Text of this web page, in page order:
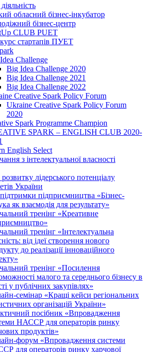
обласний бізнес-інкубатор
бізнес-центр
CLUB PUET
стартапів ПУЕТ
Challenge
Big Idea Challenge 2020
Big Idea Challenge 2021
Big Idea Challenge 2022
Creative Spark Policy Forum
Ukraine Creative Spark Policy Forum
2020
Spark Programme Champion
SPARK – ENGLISH CLUB 2020-
English Select
з інтелектуальної власності
лідерського потенціалу
України
підприємництва «Бізнес-
як взаємодія для результату»
тренінг «Креативне
тренінг «Інтелектуальна
від ідеї створення нового
до реалізації інноваційного
тренінг «Посилення
малого та середнього бізнесу в
у публічних закупівлях»
семінар «Кращі кейси регіональних
організацій України»
посібник «Впровадження
НАССР для операторів ринку
продуктів»
форум «Впровадження системи
для операторів ринку харчової